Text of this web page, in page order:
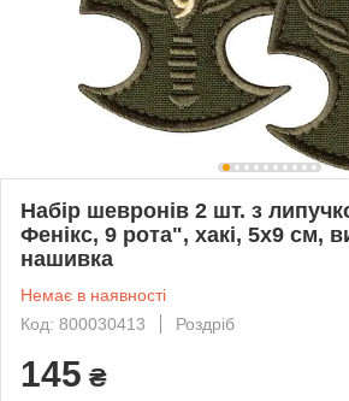
Набір шевронів 2 шт. з
Фенікс, 9 рота", хакі, 5х9 см,
нашивка
Немає в наявності
Код: 800030413
Роздріб
145 ₴